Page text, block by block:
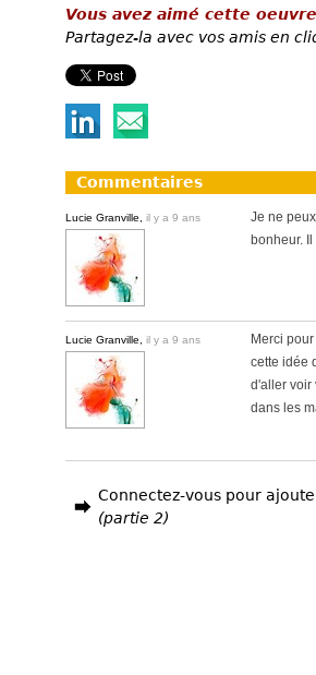
Vous avez aimé cette
Partagez-la avec vos amis en
Commentaires
Lucie Granville, il y a 9 ans
Je ne
bonheur.
Lucie Granville, il y a 9 ans
Merci
cette idée
d'aller voir
dans les
Connectez-vous pour
(partie 2)